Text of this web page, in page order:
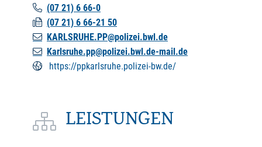
(07 21) 6 66-0
(07 21) 6 66-21 50
KARLSRUHE.PP@polizei.bwl.de
Karlsruhe.pp@polizei.bwl.de-mail.de
https://ppkarlsruhe.polizei-bw.de/
LEISTUNGEN